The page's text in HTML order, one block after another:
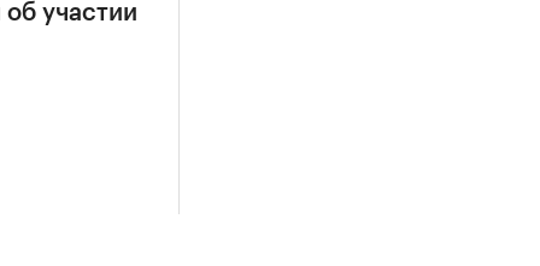
участии